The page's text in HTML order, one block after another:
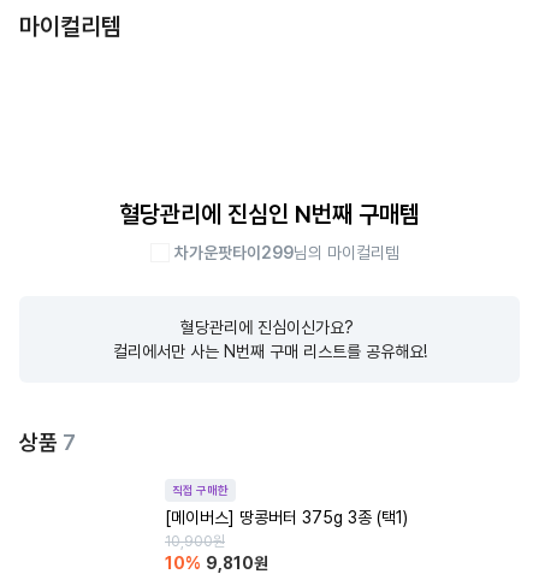
마이컬리템
혈당관리에 진심인 N번째 구매템
차가운팟타이299님의 마이컬리템
혈당관리에 진심이신가요?
컬리에서만 사는 N번째 구매 리스트를 공유해요!
상품 7
직접 구매한
[메이버스] 땅콩버터 375g 3종 (택1)
10,900원
10% 9,810원